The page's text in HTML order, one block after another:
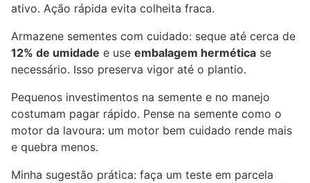
ativo. Ação rápida evita colheita fraca.
Armazene sementes com cuidado: seque até cerca de
12% de umidade e use embalagem hermética se
necessário. Isso preserva vigor até o plantio.
Pequenos investimentos na semente e no manejo
costumam pagar rápido. Pense na semente como o
motor da lavoura: um motor bem cuidado rende mais
e quebra menos.
Minha sugestão prática: faça um teste em parcela